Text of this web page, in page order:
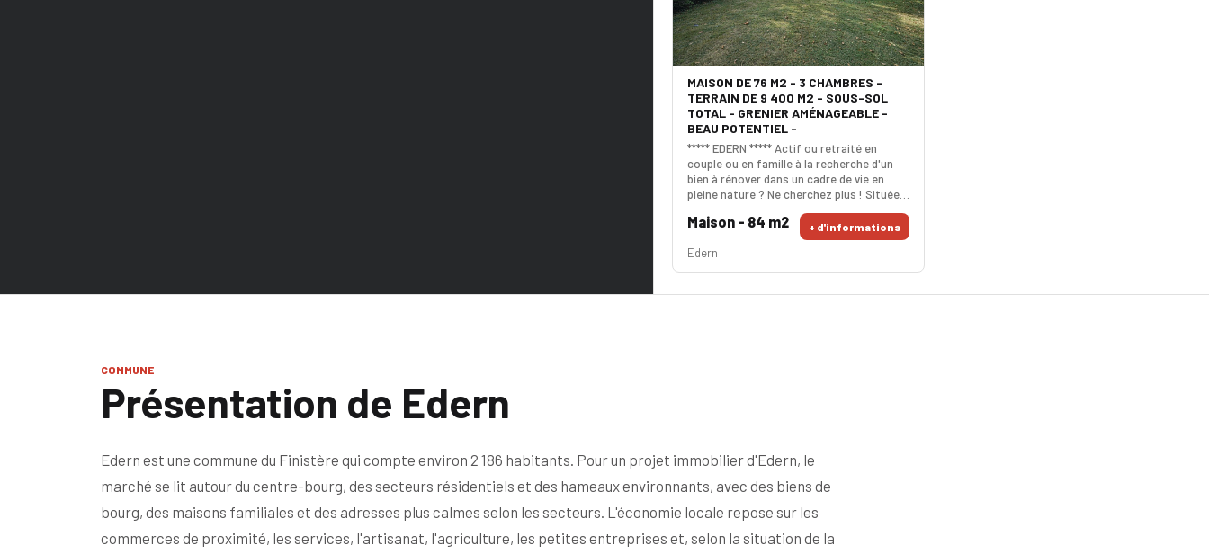
MAISON DE 76 M2 - 3 CHAMBRES -
TERRAIN DE 9 400 M2 - SOUS-SOL
TOTAL - GRENIER AMÉNAGEABLE -
BEAU POTENTIEL -
***** EDERN ***** Actif ou retraité en
couple ou en famille à la recherche d'un
bien à rénover dans un cadre de vie en
pleine nature ? Ne cherchez plus ! Située,
à seulement 20 minutes de Quimper, cette
maison de plain-pied de 76 m² vous
accueille dans un véritable écrin de
verdure de 9 400 m², idéal pour les
amoureux de nature, de calme et d’espace.
Maison - 84 m2 + d'informations
Edern
COMMUNE
Présentation de Edern
Edern est une commune du Finistère qui compte environ 2 186 habitants. Pour un projet immobilier d'Edern, le
marché se lit autour du centre-bourg, des secteurs résidentiels et des hameaux environnants, avec des biens de
bourg, des maisons familiales et des adresses plus calmes selon les secteurs. L'économie locale repose sur les
commerces de proximité, les services, l'artisanat, l'agriculture, les petites entreprises et, selon la situation de la